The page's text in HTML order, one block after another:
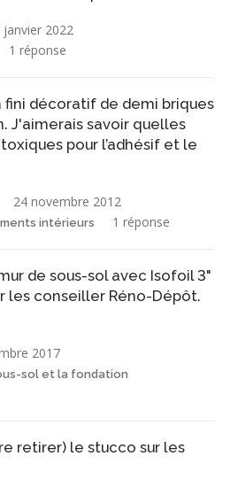
janvier 2022
1 réponse
fini décoratif de demi briques
J'aimerais savoir quelles
pour l’adhésif et le
24 novembre 2012
intérieurs 1 réponse
de sous-sol avec Isofoil 3"
les conseiller Réno-Dépôt.
2017
sol et la fondation
retirer) le stucco sur les